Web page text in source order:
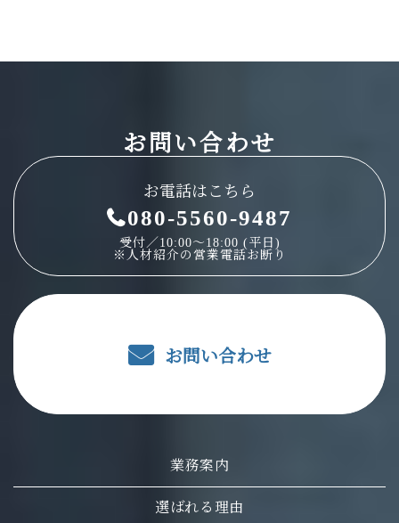
お問い合わせ
お電話はこちら
080-5560-9487
受付／10:00～18:00 (平日)
※人材紹介の営業電話お断り
お問い合わせ
業務案内
選ばれる理由